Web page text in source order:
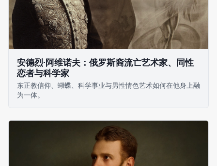
安德烈·阿维诺夫：俄罗斯裔流亡艺术家、同性
恋者与科学家
东正教信仰、蝴蝶、科学事业与男性情色艺术如何在他身上融
为一体。